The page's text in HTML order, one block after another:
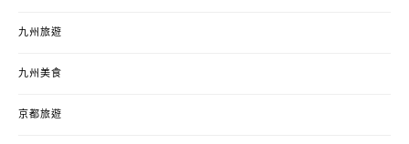
九州旅遊
九州美食
京都旅遊